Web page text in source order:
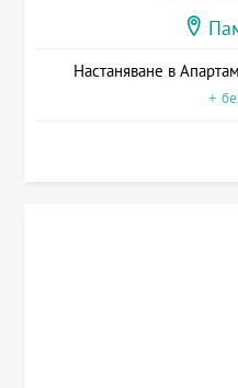
Настаняване в
+